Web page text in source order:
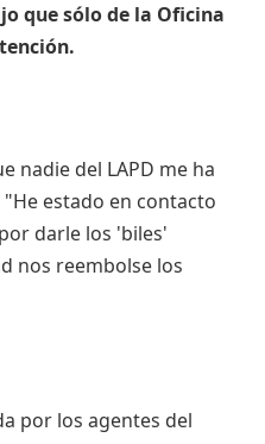
que sólo de la Oficina
nadie del LAPD me ha
estado en contacto
darle los 'biles'
nos reembolse los
por los agentes del